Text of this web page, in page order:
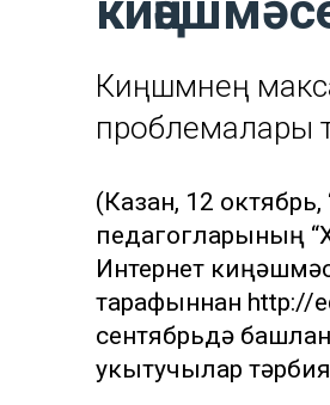
Киңәшмәнең
проблемалары
(Казан, 12
педагогларының
Интернет
тарафыннан http://
сентябрьдә
укытучылар